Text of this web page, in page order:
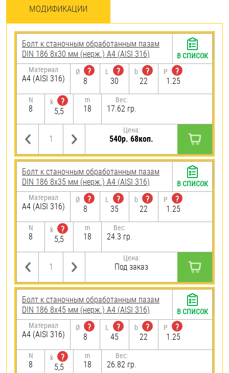
МОДИФИКАЦИИ
Болт к станочным обработанным пазам
DIN 186 8х30 мм (нерж.) A4 (AISI 316)
Материал
A4 (AISI 316)
Ø
?
8
L
?
30
b
?
22
P
?
1.25
N
8
k
?
5,5
m
18
Вес:
17.62 гр.
Цена:
540р. 68коп.
В СПИСОК
Болт к станочным обработанным пазам
DIN 186 8х35 мм (нерж.) A4 (AISI 316)
Материал
A4 (AISI 316)
Ø
?
8
L
?
35
b
?
22
P
?
1.25
N
8
k
?
5,5
m
18
Вес:
24.3 гр.
Цена:
Под заказ
В СПИСОК
Болт к станочным обработанным пазам
DIN 186 8х45 мм (нерж.) A4 (AISI 316)
Материал
A4 (AISI 316)
Ø
?
8
L
?
45
b
?
22
P
?
1.25
N
8
k
?
5,5
m
18
Вес:
26.82 гр.
В СПИСОК